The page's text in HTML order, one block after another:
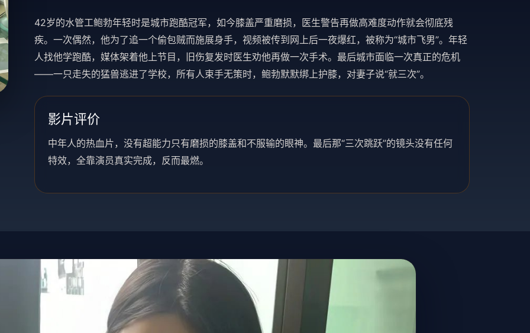
42岁的水管工鲍勃年轻时是城市跑酷冠军，如今膝盖严重磨损，医生警告再做高难度动作就会彻底残
疾。一次偶然，他为了追一个偷包贼而施展身手，视频被传到网上后一夜爆红，被称为“城市飞男”。年轻
人找他学跑酷，媒体架着他上节目，旧伤复发时医生劝他再做一次手术。最后城市面临一次真正的危机
——一只走失的猛兽逃进了学校，所有人束手无策时，鲍勃默默绑上护膝，对妻子说“就三次”。
影片评价
中年人的热血片，没有超能力只有磨损的膝盖和不服输的眼神。最后那“三次跳跃”的镜头没有任何
特效，全靠演员真实完成，反而最燃。